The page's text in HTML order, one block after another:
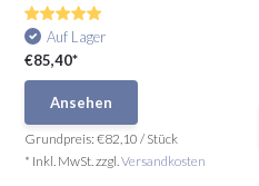
Auf Lager
€85,40*
Ansehen
Grundpreis:€82,10 / Stück
* Inkl. MwSt. zzgl.Versandkosten